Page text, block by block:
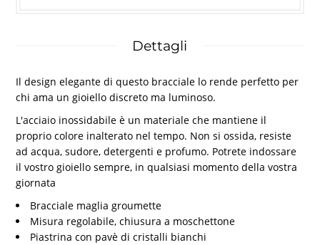
Dettagli
Il design elegante di questo bracciale lo rende perfetto per
chi ama un gioiello discreto ma luminoso.
L'acciaio inossidabile è un materiale che mantiene il
proprio colore inalterato nel tempo. Non si ossida, resiste
ad acqua, sudore, detergenti e profumo. Potrete indossare
il vostro gioiello sempre, in qualsiasi momento della vostra
giornata
Bracciale maglia groumette
Misura regolabile, chiusura a moschettone
Piastrina con pavè di cristalli bianchi